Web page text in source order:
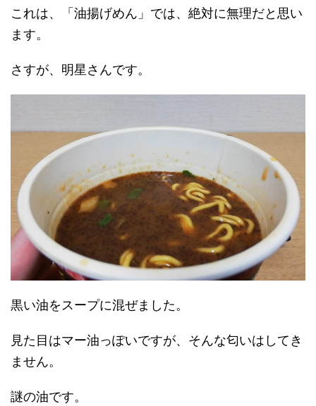
これは、「油揚げめん」では、絶対に無理だと思い
ます。
さすが、明星さんです。
黒い油をスープに混ぜました。
見た目はマー油っぽいですが、そんな匂いはしてき
ません。
謎の油です。